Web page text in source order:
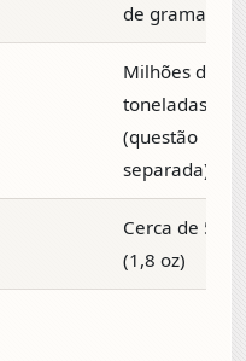
de grama
Milhões de
toneladas
(questão
separada)
Cerca de 50 g
(1,8 oz)